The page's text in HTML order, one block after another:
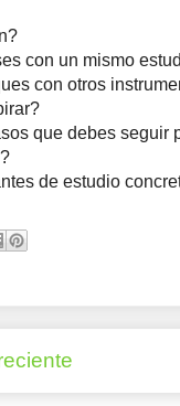
con un mismo
con otros
que debes seguir
de estudio